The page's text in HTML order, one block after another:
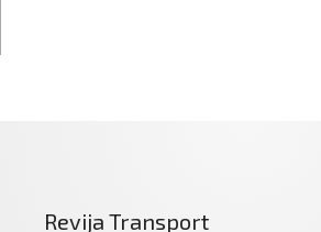
Revija Transport